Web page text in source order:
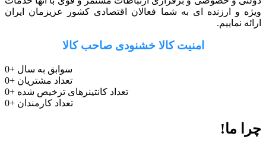
ویژه و ارزنده ای به شما فعالان اقتصادی کشور عزیزمان ایران
ارائه نماییم.
امنیت کالا خشنودی صاحب کالا
0+ سوابق به سال
0+ تعداد مشتریان
0+ تعداد کانتینرهای ترخیص شده
0+ تعداد کارمندان
چرا ما!